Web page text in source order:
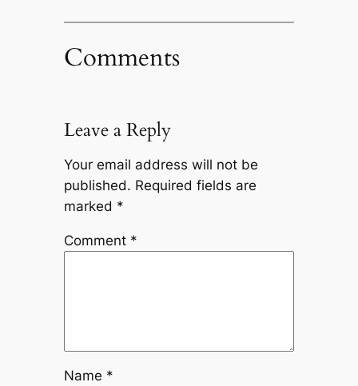
Comments
Leave a Reply
Your email address will not be
published. Required fields are
marked *
Comment *
Name *